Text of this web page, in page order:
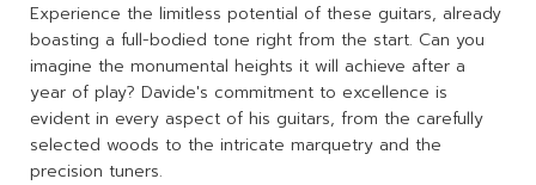
Experience the limitless potential of these guitars, already
boasting a full-bodied tone right from the start. Can you
imagine the monumental heights it will achieve after a
year of play? Davide's commitment to excellence is
evident in every aspect of his guitars, from the carefully
selected woods to the intricate marquetry and the
precision tuners.